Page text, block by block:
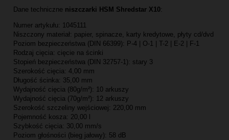
Dane techniczne niszczarki HSM Shredstar X10:
Numer artykułu: 1045111
Niszczony materiał: papier, spinacze, karty kredytowe, płyty cd/dvd
Poziom bezpieczeństwa (DIN 66399): P-4 | O-1 | T-2 | E-2 | F-1
Rodzaj cięcia: cięcie na ścinki
Stopień bezpieczeństwa (DIN 32757-1): stary 3
Szerokość cięcia: 4,00 mm
Długość ścinka: 35,00 mm
Wydajność cięcia (80g/m²): 10 arkuszy
Wydajność cięcia (70g/m²): 12 arkuszy
Szerokość szczeliny wejściowej: 220,00 mm
Pojemność kosza: 20,00 l
Szybkość cięcia: 30,00 mm/s
Poziom głośności (bieg jałowy): 58 dB